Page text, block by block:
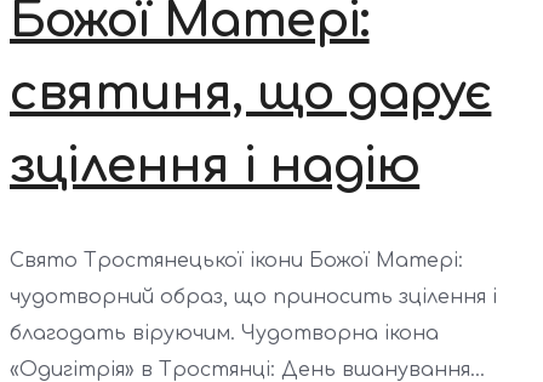
Божої Матері:
святиня, що дарує
зцілення і надію
Свято Тростянецької ікони Божої Матері:
чудотворний образ, що приносить зцілення і
благодать віруючим. Чудотворна ікона
«Одигітрія» в Тростянці: День вшанування...